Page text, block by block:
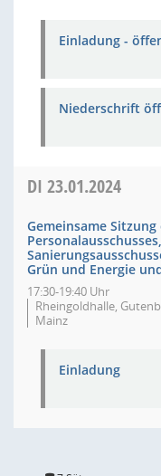
Einladung -
Niederschrift
DI 23.01.2024
Gemeinsame
Grün und Energie
17:30-19:40 Uhr
Rheingoldhalle,
Mainz
Einladung